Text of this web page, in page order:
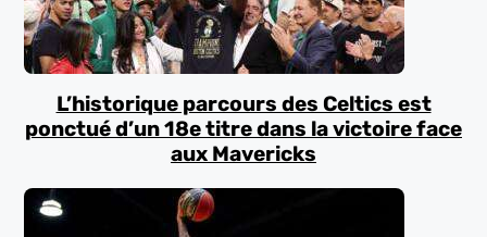
L’historique parcours des Celtics est
ponctué d’un 18e titre dans la victoire face
aux Mavericks